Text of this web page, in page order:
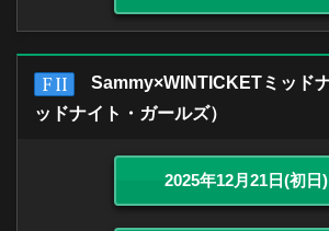
Sammy×WINTICKETミッド
ッドナイト・ガールズ）
2025年12月21日(初日)